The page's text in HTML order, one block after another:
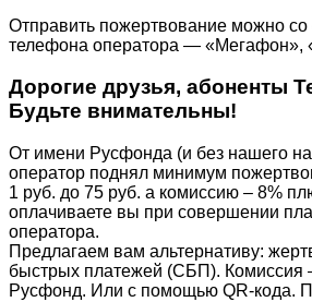
Отправить пожертвование можно со
телефона оператора — «Мегафон»,
Дорогие друзья, абоненты
Будьте внимательны!
От имени Русфонда (и без нашего на
оператор поднял минимум
1 руб. до 75 руб. а комиссию – 8%
оплачиваете вы при совершении
оператора.
Предлагаем вам альтернативу:
быстрых платежей (СБП). Комиссия
Русфонд. Или с помощью QR-кода.